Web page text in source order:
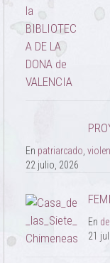
En patriarcado
22 julio, 2026
En
21